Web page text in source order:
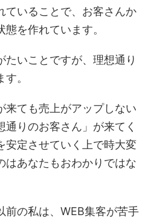
ていることで、お客さんか
を作れています。
たいことですが、理想通り
。
来ても売上がアップしない
りのお客さん」が来てく
安定させていく上で時大変
はあなたもおわかりではな
前の私は、WEB集客が苦手